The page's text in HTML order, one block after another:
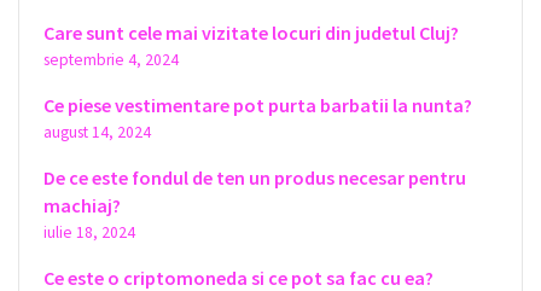
Care sunt cele mai vizitate locuri din judetul Cluj?
septembrie 4, 2024
Ce piese vestimentare pot purta barbatii la nunta?
august 14, 2024
De ce este fondul de ten un produs necesar pentru
machiaj?
iulie 18, 2024
Ce este o criptomoneda si ce pot sa fac cu ea?